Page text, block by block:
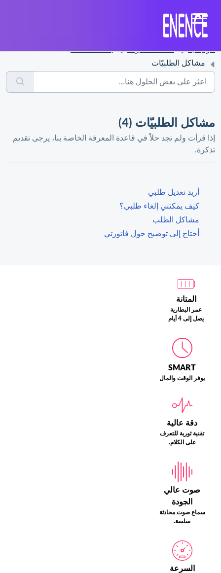
مشاكل الطلبيّات
مشاكل الطلبيّات (4)
إذا قرأت ولم تجد حلاً في قاعدة المعرفة الخاصة بنا، يرجى تقديم
تذكرة.
أريد تعديل طلبي
كيف يمكنني إلغاء طلبي؟
مشاكل الطلب
أحتاج إلى توضيح حول فاتورتي
المتانة
عمر البطارية
يصل إلى 4 أيام
SMART
يوفر الوقت والمال
دقة عالية
تقنية ثورية للتعرف
على الكلام.
صوت عالي
الجودة
سماع صوت محادثة
سلسة.
السرعة